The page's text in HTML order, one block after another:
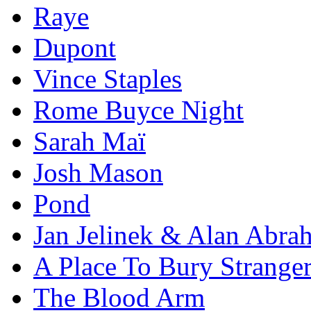
Raye
Dupont
Vince Staples
Rome Buyce Night
Sarah Maï
Josh Mason
Pond
Jan Jelinek & Alan
A Place To Bury
The Blood Arm